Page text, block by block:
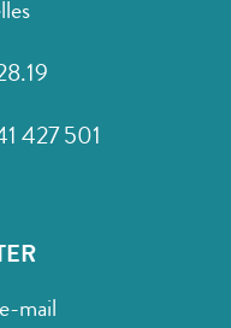
427 501
mail